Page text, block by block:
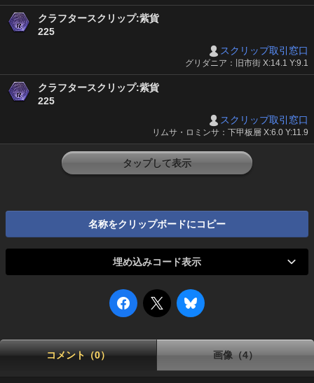
クラフタースクリップ:紫貨
225
スクリップ取引窓口
グリダニア：旧市街 X:14.1 Y:9.1
クラフタースクリップ:紫貨
225
スクリップ取引窓口
リムサ・ロミンサ：下甲板層 X:6.0 Y:11.9
タップして表示
名称をクリップボードにコピー
埋め込みコード表示
コメント（0） 画像（4）